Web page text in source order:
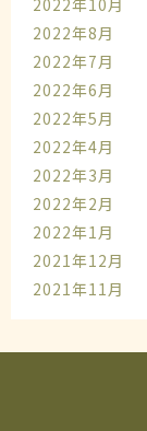
2022年8月
2022年7月
2022年6月
2022年5月
2022年4月
2022年3月
2022年2月
2022年1月
2021年12月
2021年11月